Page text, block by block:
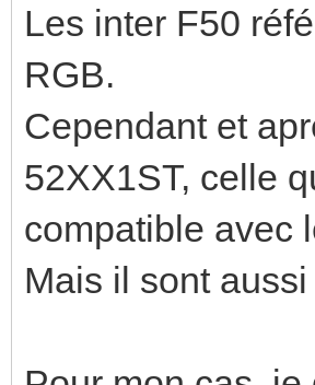
Les inter F50
RGB.
Cependant et
52XX1ST, celle
compatible avec
Mais il sont